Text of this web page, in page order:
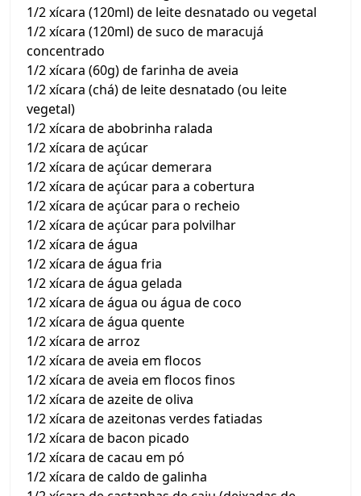
1/2 xícara (120ml) de leite desnatado ou vegetal
1/2 xícara (120ml) de suco de maracujá
concentrado
1/2 xícara (60g) de farinha de aveia
1/2 xícara (chá) de leite desnatado (ou leite
vegetal)
1/2 xícara de abobrinha ralada
1/2 xícara de açúcar
1/2 xícara de açúcar demerara
1/2 xícara de açúcar para a cobertura
1/2 xícara de açúcar para o recheio
1/2 xícara de açúcar para polvilhar
1/2 xícara de água
1/2 xícara de água fria
1/2 xícara de água gelada
1/2 xícara de água ou água de coco
1/2 xícara de água quente
1/2 xícara de arroz
1/2 xícara de aveia em flocos
1/2 xícara de aveia em flocos finos
1/2 xícara de azeite de oliva
1/2 xícara de azeitonas verdes fatiadas
1/2 xícara de bacon picado
1/2 xícara de cacau em pó
1/2 xícara de caldo de galinha